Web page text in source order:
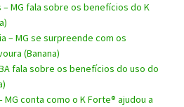
MG fala sobre os benefícios do K
– MG se surpreende com os
(Banana)
fala sobre os benefícios do uso do
conta como o K Forte® ajudou a